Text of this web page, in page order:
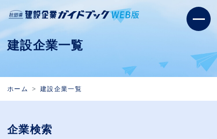
建設企業一覧
ホーム 建設企業一覧
企業検索